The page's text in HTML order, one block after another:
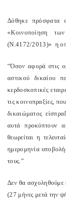
Δόθηκε πρόσφατα
«Κοινοποίηση
(Ν.4172/2013)» η
“Όσον αφορά στις
αστικού δικαίου
κερδοσκοπικές
τις κοινοπραξίες,
δικαιώματος
αυτά προκύπτουν
θεωρείται η
ημερομηνία
τους.”
Δεν θα ασχοληθούμε
(27 μήνες μετά την